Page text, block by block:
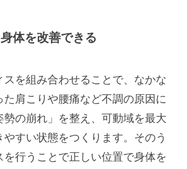
体を改善できる
スを組み合わせることで、なかな
た肩こりや腰痛など不調の原因に
勢の崩れ」を整え、可動域を最大
やすい状態をつくります。そのう
を行うことで正しい位置で身体を